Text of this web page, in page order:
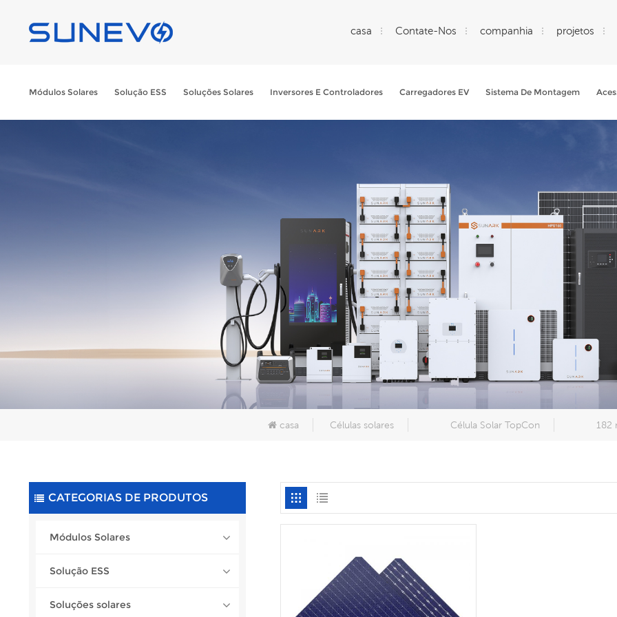
casa Contate-Nos companhia projetos
Módulos Solares Solução ESS Soluções Solares Inversores E Controladores Carregadores EV Sistema De Montagem
casa Células solares Célula Solar TopCon 182
CATEGORIAS DE PRODUTOS
Módulos Solares
Solução ESS
Soluções solares